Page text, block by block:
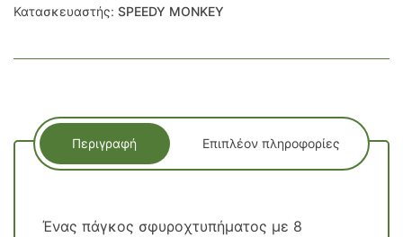
Κατασκευαστής: SPEEDY MONKEY
Περιγραφή Επιπλέον πληροφορίες
Ένας πάγκος σφυροχτυπήματος με 8